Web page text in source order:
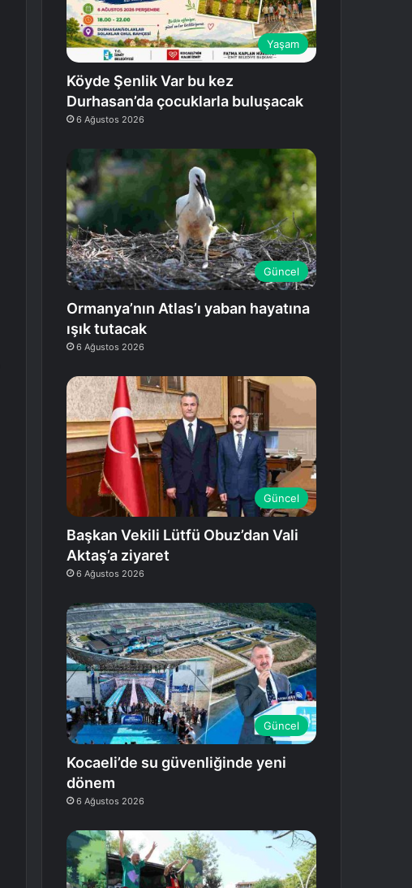
Yaşam
Köyde Şenlik Var bu kez
Durhasan’da çocuklarla buluşacak
6 Ağustos 2026
Güncel
Ormanya’nın Atlas’ı yaban hayatına
ışık tutacak
6 Ağustos 2026
Güncel
Başkan Vekili Lütfü Obuz’dan Vali
Aktaş’a ziyaret
6 Ağustos 2026
Güncel
Kocaeli’de su güvenliğinde yeni
dönem
6 Ağustos 2026